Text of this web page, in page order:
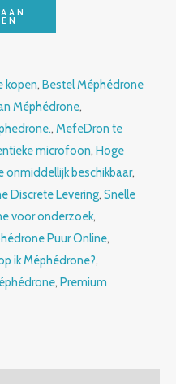
kopen, Bestel Méphédrone
Méphédrone,
, MefeDron te
microfoon, Hoge
onmiddellijk beschikbaar,
Discrete Levering, Snelle
voor onderzoek,
Puur Online,
ik Méphédrone?,
, Premium